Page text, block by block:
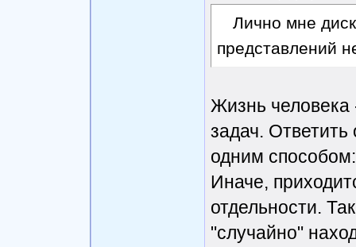
Лично мне
представлений
Жизнь человека
задач.
одним
Иначе,
отдельности.
"случайно"